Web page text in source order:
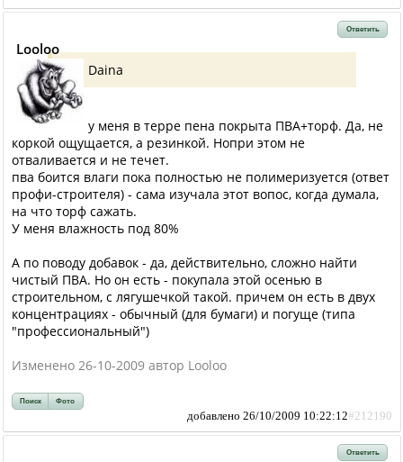
Ответить
Looloo
Daina
у меня в терре пена покрыта ПВА+торф. Да, не
коркой ощущается, а резинкой. Нопри этом не
отваливается и не течет.
пва боится влаги пока полностью не полимеризуется (ответ
профи-строителя) - сама изучала этот вопос, когда думала,
на что торф сажать.
У меня влажность под 80%
А по поводу добавок - да, действительно, сложно найти
чистый ПВА. Но он есть - покупала этой осенью в
строительном, с лягушечкой такой. причем он есть в двух
концентрациях - обычный (для бумаги) и погуще (типа
"профессиональный")
Изменено 26-10-2009 автор Looloo
Поиск Фото
добавлено 26/10/2009 10:22:12#212190
Ответить